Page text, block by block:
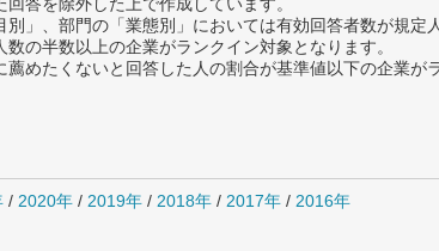
」、部門の「業態別」においては有効回答者数が規
の半数以上の企業がランクイン対象となります。
めたくないと回答した人の割合が基準値以下の企業が
/ 2020年 / 2019年 / 2018年 / 2017年 / 2016年